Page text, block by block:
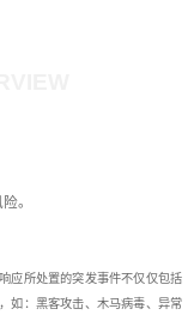
。
应所处置的突发事件不仅仅包括
如：黑客攻击、木马病毒、异常